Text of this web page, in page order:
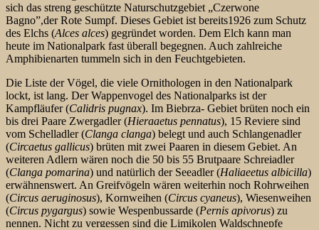
sich das streng geschützte Naturschutzgebiet „Czerwone
Bagno”,der Rote Sumpf. Dieses Gebiet ist bereits1926 zum Schutz
des Elchs (Alces alces) gegründet worden. Dem Elch kann man
heute im Nationalpark fast überall begegnen. Auch zahlreiche
Amphibienarten tummeln sich in den Feuchtgebieten.
Die Liste der Vögel, die viele Ornithologen in den Nationalpark
lockt, ist lang. Der Wappenvogel des Nationalparks ist der
Kampfläufer (Calidris pugnax). Im Biebrza- Gebiet brüten noch ein
bis drei Paare Zwergadler (Hieraaetus pennatus), 15 Reviere sind
vom Schelladler (Clanga clanga) belegt und auch Schlangenadler
(Circaetus gallicus) brüten mit zwei Paaren in diesem Gebiet. An
weiteren Adlern wären noch die 50 bis 55 Brutpaare Schreiadler
(Clanga pomarina) und natürlich der Seeadler (Haliaeetus albicilla)
erwähnenswert. An Greifvögeln wären weiterhin noch Rohrweihen
(Circus aeruginosus), Kornweihen (Circus cyaneus), Wiesenweihen
(Circus pygargus) sowie Wespenbussarde (Pernis apivorus) zu
nennen. Nicht zu vergessen sind die Limikolen Waldschnepfe